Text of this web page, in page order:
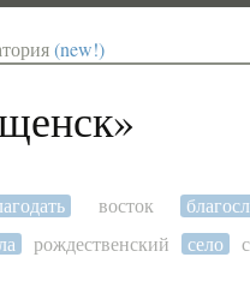
(new!)
»
восток
рождественский село